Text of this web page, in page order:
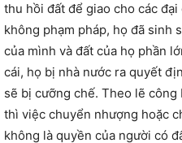
thu hồi đất để giao cho các
không phạm pháp, họ đã sinh
của mình và đất của họ phần
cái, họ bị nhà nước ra quyết
sẽ bị cưỡng chế. Theo lẽ
thì việc chuyển nhượng hoặc
không là quyền của người có